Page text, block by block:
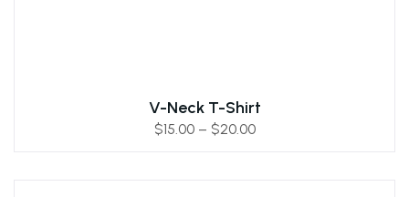
V-Neck T-Shirt
$15.00– $20.00